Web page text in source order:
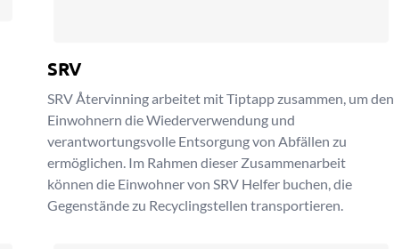
SRV
SRV Återvinning arbeitet mit Tiptapp zusammen, um den
Einwohnern die Wiederverwendung und
verantwortungsvolle Entsorgung von Abfällen zu
ermöglichen. Im Rahmen dieser Zusammenarbeit
können die Einwohner von SRV Helfer buchen, die
Gegenstände zu Recyclingstellen transportieren.